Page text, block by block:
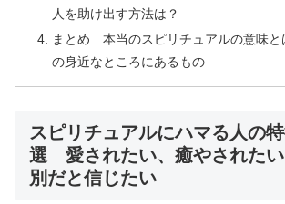
人を助け出す方法は？
まとめ 本当のスピリチュアルの意味
の身近なところにあるもの
スピリチュアルにハマる人の
選 愛されたい、癒やされた
別だと信じたい